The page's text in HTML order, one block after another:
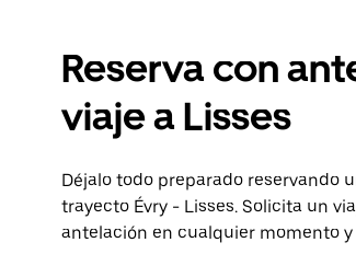
Reserva con
viaje a Lisses
Déjalo todo preparado reservando
trayecto Évry - Lisses. Solicita un
antelación en cualquier momento y